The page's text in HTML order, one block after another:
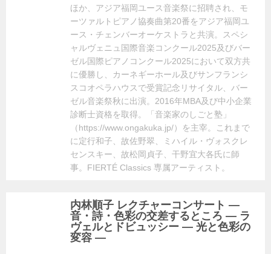
ほか、アジア福岡ユース音楽祭に招聘され、モ
ーツァルトピアノ協奏曲第20番をアジア福岡ユ
ース・チェンバーオーケストラと共演。スペシ
ャルヴェニュ国際音楽コンクール2025及びバー
ゼル国際ピアノコンクール2025において双方共
に優勝し、カーネギーホール及びサンフランシ
スコオペラハウスで受賞記念リサイタル、バー
ゼル音楽祭秋に出演。2016年MBA及び中小企業
診断士資格を取得。「音楽家のしごと塾」
（https://www.ongakuka.jp/）を主宰。これまで
に定行和子、故佐野翠、ミハイル・ヴォスクレ
センスキー、故松岡貞子、干野宜大各氏に師
事。FIERTÉ Classics 専属アーティスト。
内林順子 レクチャーコンサート ―
音・詩・色彩の交差するところ ― ラ
ヴェルとドビュッシー ― 光と色彩の
変容 ―